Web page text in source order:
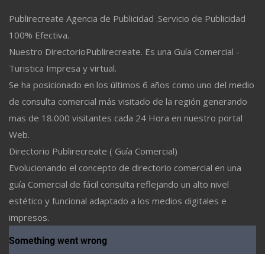
Publirecreate Agencia de Publicidad .Servicio de Publicidad
100% Efectiva.
Nuestro DirectorioPublirecreate. Es una Guía Comercial -
Turistica Impresa y virtual.
Se ha posicionado en los últimos 6 años como uno del medio
de consulta comercial más visitado de la región generando
mas de 18.000 visitantes cada 24 Hora en nuestro portal
Web.
Directorio Publirecreate ( Guía Comercial)
Evolucionando el concepto de directorio comercial en una
guía Comercial de fácil consulta reflejando un alto nivel
estético y funcional adaptado a los medios digitales e
impresos.